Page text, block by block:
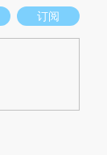
和立场。推荐点击
订阅